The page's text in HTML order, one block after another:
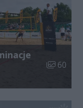
Liczba
60